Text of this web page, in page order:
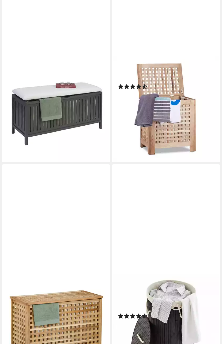
zum Sitzen Walnussholz,
Grau-Weiß
UVP 99,99 €
-40%
lieferbar - in 2-3 Werktagen bei dir
RELAXDAYS
Wäschetruhe Walnuss
(13)
59,99 € UVP99,99 €
lieferbar - in 2-3 Werktagen bei dir
Wäschekorb Wäschetruhe
Walnuss mit Sack
69,99 €
UVP 99,99 €
-30%
lieferbar - in 2-3 Werktagen bei dir
RELAXDAYS
Wäschekorb Bambus rund,
(97)
ab 22,99 € UVP 39,99 €
-43%